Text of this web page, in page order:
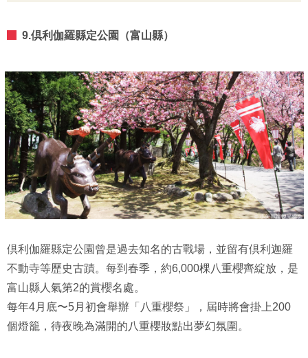
9.倶利伽羅縣定公園（富山縣）
倶利伽羅縣定公園曾是過去知名的古戰場，並留有倶利迦羅
不動寺等歷史古蹟。每到春季，約6,000棵八重櫻齊綻放，是
富山縣人氣第2的賞櫻名處。
每年4月底〜5月初會舉辦「八重櫻祭」，屆時將會掛上200
個燈籠，待夜晚為滿開的八重櫻妝點出夢幻氛圍。